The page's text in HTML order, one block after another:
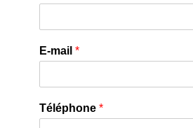
E-mail *
Téléphone *